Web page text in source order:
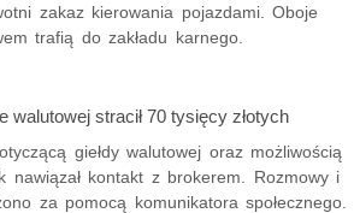
zakaz kierowania pojazdami. Oboje
trafią do zakładu karnego.
walutowej stracił 70 tysięcy złotych
giełdy walutowej oraz możliwością
nawiązał kontakt z brokerem. Rozmowy i
za pomocą komunikatora społecznego.